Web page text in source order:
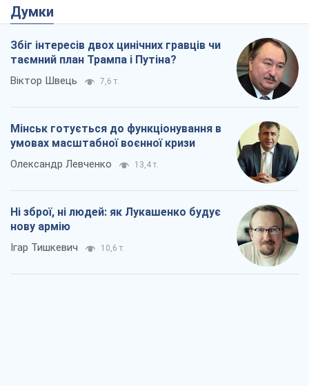
Думки
Збіг інтересів двох цинічних гравців чи
таємний план Трампа і Путіна?
Віктор Швець 7,6 т.
Мінськ готується до функціонування в
умовах масштабної воєнної кризи
Олександр Левченко 13,4 т.
Ні зброї, ні людей: як Лукашенко будує
нову армію
Ігар Тишкевич 10,6 т.